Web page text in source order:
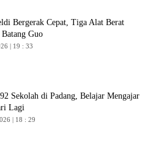
Bergerak Cepat, Tiga Alat Berat
Guo
| 19 : 33
Sekolah di Padang, Belajar Mengajar
Lagi
| 18 : 29